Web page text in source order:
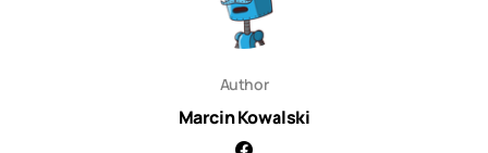
Author
Marcin Kowalski